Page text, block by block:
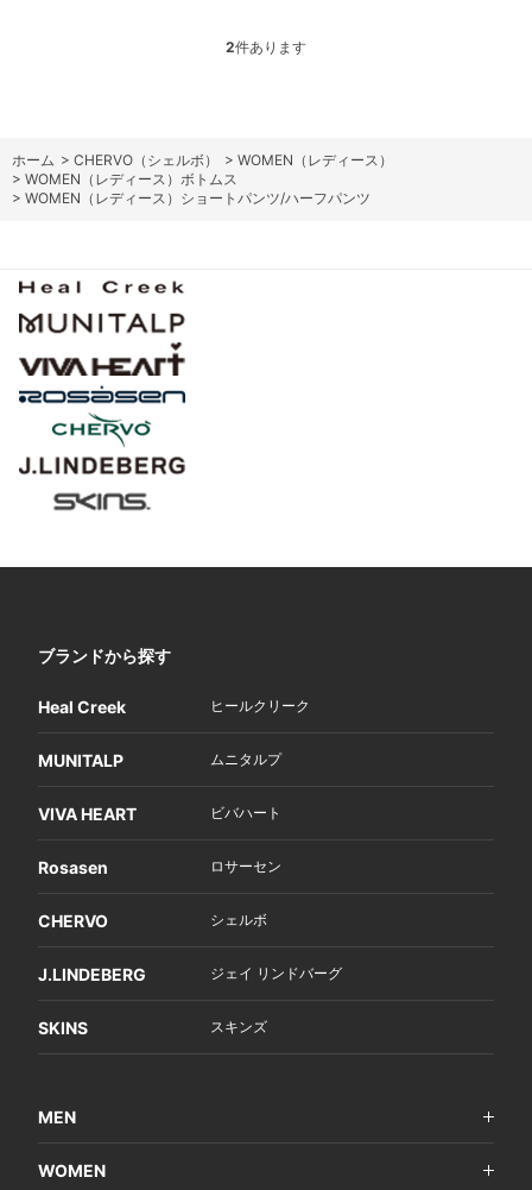
2件あります
ホーム > CHERVO（シェルボ） > WOMEN（レディース）
> WOMEN（レディース）ボトムス
> WOMEN（レディース）ショートパンツ/ハーフパンツ
ブランドから探す
Heal Creek ヒールクリーク
MUNITALP ムニタルプ
VIVA HEART ビバハート
Rosasen ロサーセン
CHERVO シェルボ
J.LINDEBERG ジェイ リンドバーグ
SKINS スキンズ
MEN
WOMEN